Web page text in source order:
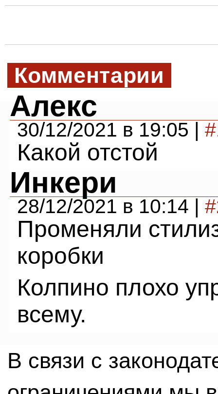
Комментарии
Алекс
30/12/2021 в 19:05 |
Какой отстой
Инкери
28/12/2021 в 10:14 |
Променяли
коробки
Колпино плохо
всему.
В связи с